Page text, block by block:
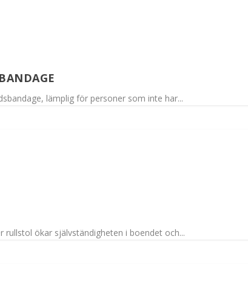
lämplig för personer som inte har...
ökar självständigheten i boendet och...